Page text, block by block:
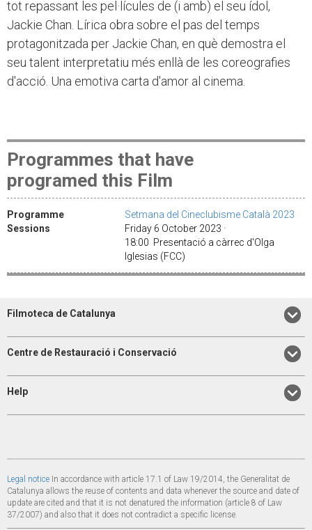
tot repassant les pel·lícules de (i amb) el seu ídol,
Jackie Chan. Lírica obra sobre el pas del temps
protagonitzada per Jackie Chan, en què demostra el
seu talent interpretatiu més enllà de les coreografies
d'acció. Una emotiva carta d'amor al cinema.
Programmes that have
programed this Film
Programme
Setmana del Cineclubisme Català 2023
Sessions
Friday 6 October 2023 ·
18:00 Presentació a càrrec d'Olga
Iglesias (FCC)
Filmoteca de Catalunya
Centre de Restauració i Conservació
Help
Legal notice In accordance with article 17.1 of Law 19/2014, the Generalitat de
Catalunya allows the reuse of contents and data whenever the source and date of
update are cited and that it is not denatured the information (article 8 of Law
37/2007) and also that it does not contradict a specific license.